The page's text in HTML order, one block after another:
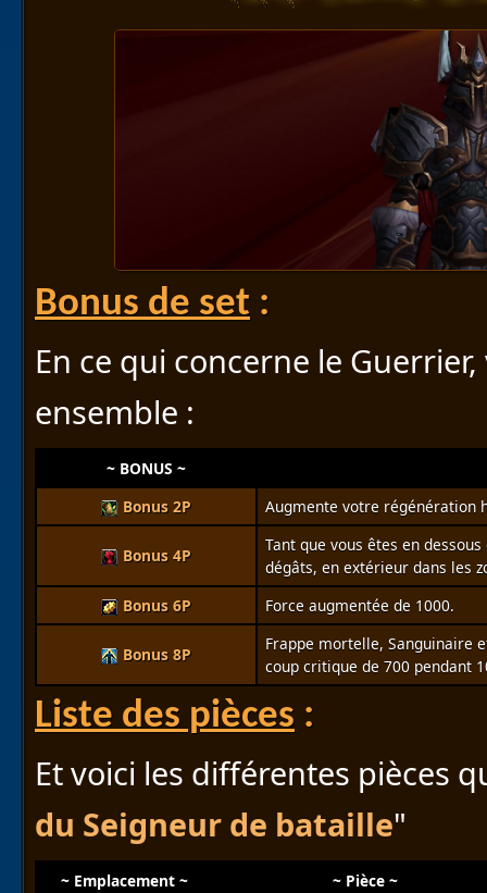
Bonus de set :
En ce qui concerne le
ensemble :
~ BONUS ~
Bonus 2P
Augmente votre régénération
Bonus 4P
Tant que vous êtes en
dégâts, en extérieur dans les
Bonus 6P
Force augmentée de 1000.
Bonus 8P
Frappe mortelle, Sanguinaire
coup critique de 700 pendant
Liste des pièces :
Et voici les différentes pièces
du Seigneur de bataille"
~ Emplacement ~
~ Pièce ~